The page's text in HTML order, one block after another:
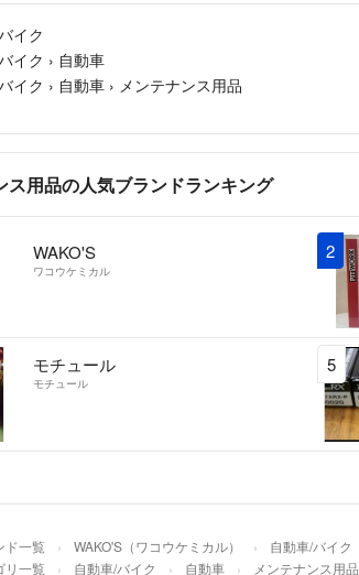
イク
イク › 自動車
イク › 自動車 › メンテナンス用品
ス用品の人気ブランドランキング
WAKO'S
ワコウケミカル
2
モチュール
モチュール
5
ド一覧 WAKO'S（ワコウケミカル） 自動車/バイク
リ一覧 自動車/バイク 自動車 メンテナンス用品